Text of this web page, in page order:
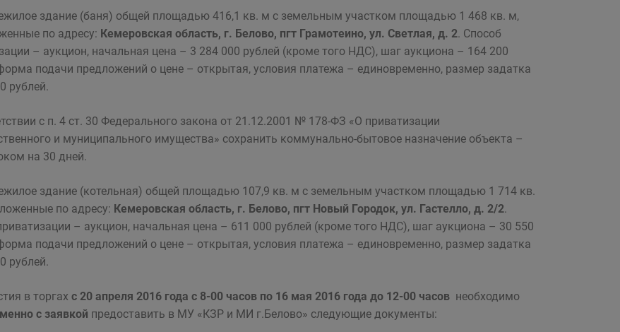
здание (баня) общей площадью 416,1 кв. м с земельным участком площадью 1 468 кв. м,
по адресу: Кемеровская область, г. Белово, пгт Грамотеино, ул. Светлая, д. 2. Способ
– аукцион, начальная цена – 3 284 000 рублей (кроме того НДС), шаг аукциона – 164 200
подачи предложений о цене – открытая, условия платежа – единовременно, размер задатка
рублей.
с п. 4 ст. 30 Федерального закона от 21.12.2001 № 178-ФЗ «О приватизации
и муниципального имущества» сохранить коммунально-бытовое назначение объекта –
на 30 дней.
здание (котельная) общей площадью 107,9 кв. м с земельным участком площадью 1 714 кв.
по адресу: Кемеровская область, г. Белово, пгт Новый Городок, ул. Гастелло, д. 2/2.
– аукцион, начальная цена – 611 000 рублей (кроме того НДС), шаг аукциона – 30 550
подачи предложений о цене – открытая, условия платежа – единовременно, размер задатка
рублей.
в торгах с 20 апреля 2016 года с 8-00 часов по 16 мая 2016 года до 12-00 часов необходимо
с заявкой предоставить в МУ «КЗР и МИ г.Белово» следующие документы: